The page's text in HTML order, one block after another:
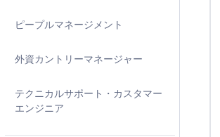
ピープルマネージメント
外資カントリーマネージャー
テクニカルサポート・カスタマー
エンジニア